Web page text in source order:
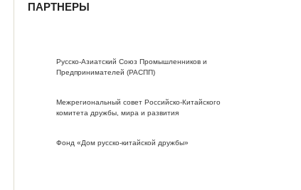
ПАРТНЕРЫ
Русско-Азиатский Союз Промышленников и
Предпринимателей (РАСПП)
Межрегиональный совет Российско-Китайского
комитета дружбы, мира и развития
Фонд «Дом русско-китайской дружбы»